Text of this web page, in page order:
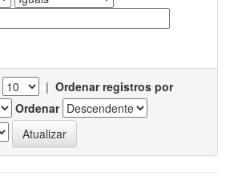
| Ordenar registros por
Ordenar